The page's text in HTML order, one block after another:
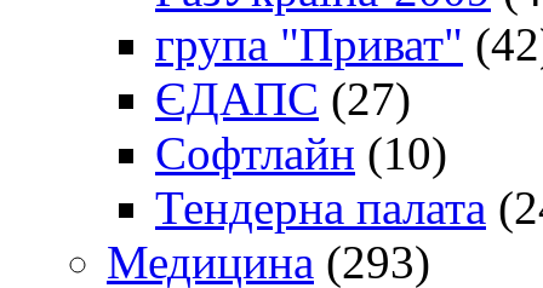
група "Приват"
ЄДАПС (27)
Софтлайн (10)
Тендерна палата
Медицина (293)